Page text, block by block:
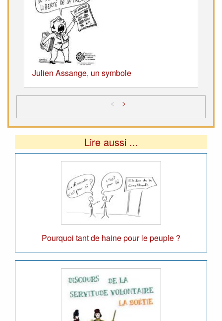
Julien Assange, un symbole
< >
Lire aussi ...
Pourquoi tant de haine pour le peuple ?